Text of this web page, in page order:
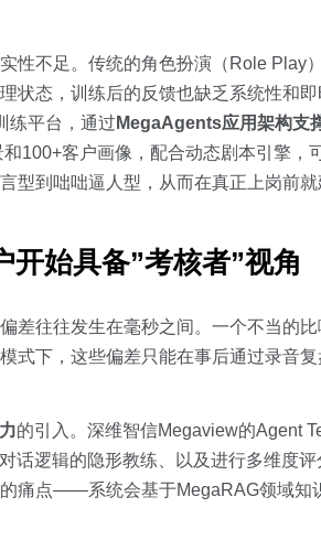
性不足。传统的角色扮演（Role Play
状态，训练后的反馈也缺乏系统性和
练平台，通过 MegaAgents应用架构支
100+客户画像，配合动态剧本引擎
型到咄咄逼人型，从而在真正上岗前就
始具备”考核者”视角
差往往发生在毫秒之间。一个不当的
式下，这些偏差只能在事后通过录音复
的引入。深维智信Megaview的Agent
话逻辑的隐形教练、以及进行多维
痛点——系统会基于MegaRAG领域知